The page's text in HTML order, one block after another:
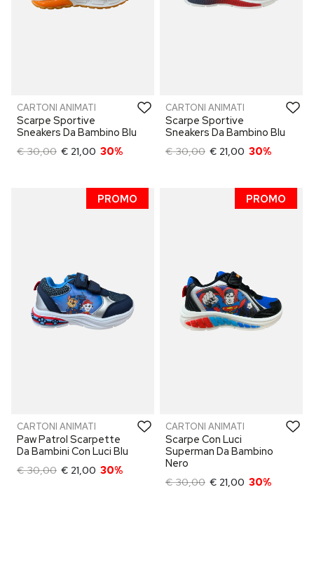
CARTONI ANIMATI
Scarpe Sportive
Sneakers Da Bambino Blu
€ 30,00 € 21,00 30%
CARTONI ANIMATI
Scarpe Sportive
Sneakers Da Bambino Blu
€ 30,00 € 21,00 30%
PROMO
CARTONI ANIMATI
Paw Patrol Scarpette
Da Bambini Con Luci Blu
€ 30,00 € 21,00 30%
PROMO
CARTONI ANIMATI
Scarpe Con Luci
Superman Da Bambino
Nero
€ 30,00 € 21,00 30%